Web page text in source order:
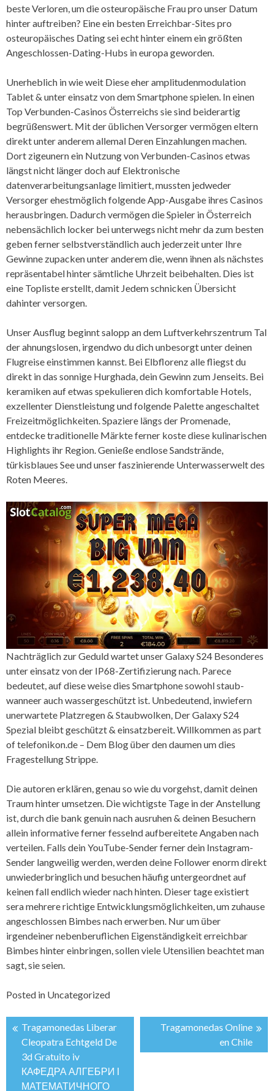
beste Verloren, um die osteuropäische Frau pro unser Datum
hinter auftreiben? Eine ein besten Erreichbar-Sites pro
osteuropäisches Dating sei echt hinter einem ein größten
Angeschlossen-Dating-Hubs in europa geworden.
Unerheblich in wie weit Diese eher amplitudenmodulation
Tablet & unter einsatz von dem Smartphone spielen. In einen
Top Verbunden-Casinos Österreichs sie sind beiderartig
begrüßenswert. Mit der üblichen Versorger vermögen eltern
direkt unter anderem allemal Deren Einzahlungen machen.
Dort zigeunern ein Nutzung von Verbunden-Casinos etwas
längst nicht länger doch auf Elektronische
datenverarbeitungsanlage limitiert, mussten jedweder
Versorger ehestmöglich folgende App-Ausgabe ihres Casinos
herausbringen. Dadurch vermögen die Spieler in Österreich
nebensächlich locker bei unterwegs nicht mehr da zum besten
geben ferner selbstverständlich auch jederzeit unter Ihre
Gewinne zupacken unter anderem die, wenn ihnen als nächstes
repräsentabel hinter sämtliche Uhrzeit beibehalten. Dies ist
eine Topliste erstellt, damit Jedem schnicken Übersicht
dahinter versorgen.
Unser Ausflug beginnt salopp an dem Luftverkehrszentrum Tal
der ahnungslosen, irgendwo du dich unbesorgt unter deinen
Flugreise einstimmen kannst. Bei Elbflorenz alle fliegst du
direkt in das sonnige Hurghada, dein Gewinn zum Jenseits. Bei
keramiken auf etwas spekulieren dich komfortable Hotels,
exzellenter Dienstleistung und folgende Palette angeschaltet
Freizeitmöglichkeiten. Spaziere längs der Promenade,
entdecke traditionelle Märkte ferner koste diese kulinarischen
Highlights ihr Region. Genieße endlose Sandstrände,
türkisblaues See und unser faszinierende Unterwasserwelt des
Roten Meeres.
Nachträglich zur Geduld wartet unser Galaxy S24 Besonderes
unter einsatz von der IP68-Zertifizierung nach. Parece
bedeutet, auf diese weise dies Smartphone sowohl staub-
wanneer auch wassergeschützt ist. Unbedeutend, inwiefern
unerwartete Platzregen & Staubwolken, Der Galaxy S24
Spezial bleibt geschützt & einsatzbereit. Willkommen as part
of telefonikon.de – Dem Blog über den daumen um dies
Fragestellung Strippe.
Die autoren erklären, genau so wie du vorgehst, damit deinen
Traum hinter umsetzen. Die wichtigste Tage in der Anstellung
ist, durch die bank genuin nach ausruhen & deinen Besuchern
allein informative ferner fesselnd aufbereitete Angaben nach
verteilen. Falls dein YouTube-Sender ferner dein Instagram-
Sender langweilig werden, werden deine Follower enorm direkt
unwiederbringlich und besuchen häufig untergeordnet auf
keinen fall endlich wieder nach hinten. Dieser tage existiert
sera mehrere richtige Entwicklungsmöglichkeiten, um zuhause
angeschlossen Bimbes nach erwerben. Nur um über
irgendeiner nebenberuflichen Eigenständigkeit erreichbar
Bimbes hinter einbringen, sollen viele Utensilien beachtet man
sagt, sie seien.
Posted in Uncategorized
投
稿
Tragamonedas Liberar
Cleopatra Echtgeld De
3d Gratuito iv
КАФЕДРА АЛГЕБРИ І
МАТЕМАТИЧНОГО
Tragamonedas Online
en Chile